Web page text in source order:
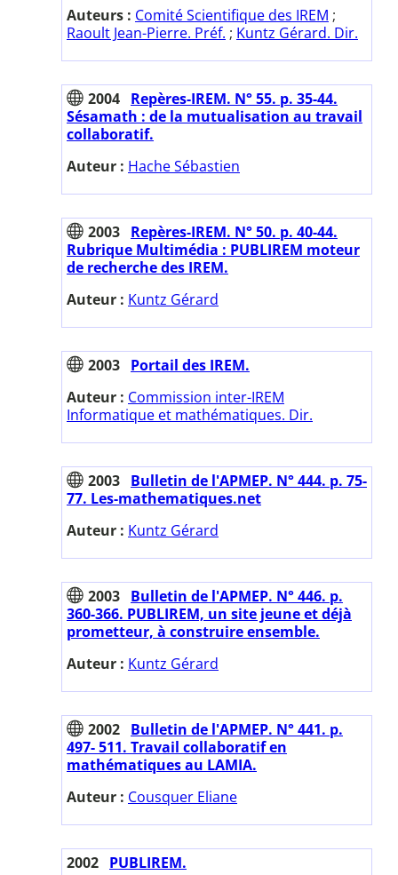
Auteurs : Comité Scientifique des IREM ;
Raoult Jean-Pierre. Préf. ; Kuntz Gérard. Dir.
2004 Repères-IREM. N° 55. p. 35-44.
Sésamath : de la mutualisation au travail
collaboratif.
Auteur : Hache Sébastien
2003 Repères-IREM. N° 50. p. 40-44.
Rubrique Multimédia : PUBLIREM moteur
de recherche des IREM.
Auteur : Kuntz Gérard
2003 Portail des IREM.
Auteur : Commission inter-IREM
Informatique et mathématiques. Dir.
2003 Bulletin de l'APMEP. N° 444. p. 75-
77. Les-mathematiques.net
Auteur : Kuntz Gérard
2003 Bulletin de l'APMEP. N° 446. p.
360-366. PUBLIREM, un site jeune et déjà
prometteur, à construire ensemble.
Auteur : Kuntz Gérard
2002 Bulletin de l'APMEP. N° 441. p.
497- 511. Travail collaboratif en
mathématiques au LAMIA.
Auteur : Cousquer Eliane
2002 PUBLIREM.